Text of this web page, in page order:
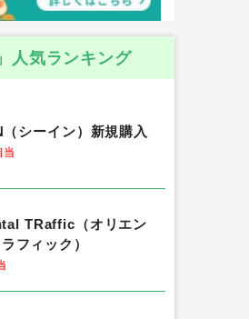
人気ランキング
シーイン）新規購入
当
TRaffic（オリエン
フィック）